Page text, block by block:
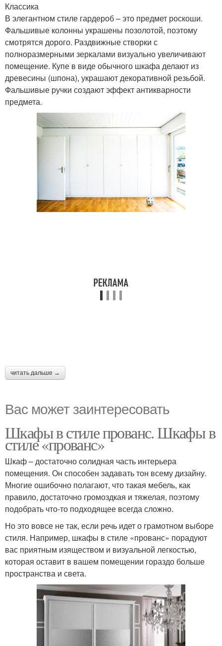
Классика
В элегантном стиле гардероб – это предмет роскоши.
Фальшивые колонны украшены позолотой, поэтому
смотрятся дорого. Раздвижные створки с
полноразмерными зеркалами визуально увеличивают
помещение. Купе в виде обычного шкафа делают из
древесины (шпона), украшают декоративной резьбой.
Фальшивые ручки создают эффект антикварности
предмета.
читать дальше →
Вас может заинтересовать
Шкафы в стиле прованс. Шкафы в
стиле «прованс»
Шкаф – достаточно солидная часть интерьера
помещения. Он способен задавать тон всему дизайну.
Многие ошибочно полагают, что такая мебель, как
правило, достаточно громоздкая и тяжелая, поэтому
подобрать что-то подходящее всегда сложно.
Но это вовсе не так, если речь идет о грамотном выборе
стиля. Например, шкафы в стиле «прованс» порадуют
вас приятным изяществом и визуальной легкостью,
которая оставит в вашем помещении гораздо больше
пространства и света.